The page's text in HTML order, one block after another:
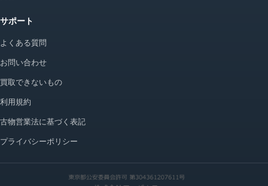
サポート
よくある質問
お問い合わせ
買取できないもの
利用規約
古物営業法に基づく表記
プライバシーポリシー